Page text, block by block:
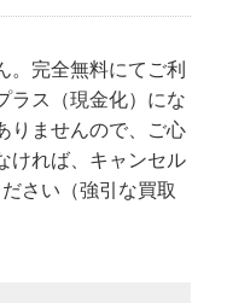
。完全無料にてご利
ラス（現金化）にな
りませんので、ご心
ければ、キャンセル
さい（強引な買取